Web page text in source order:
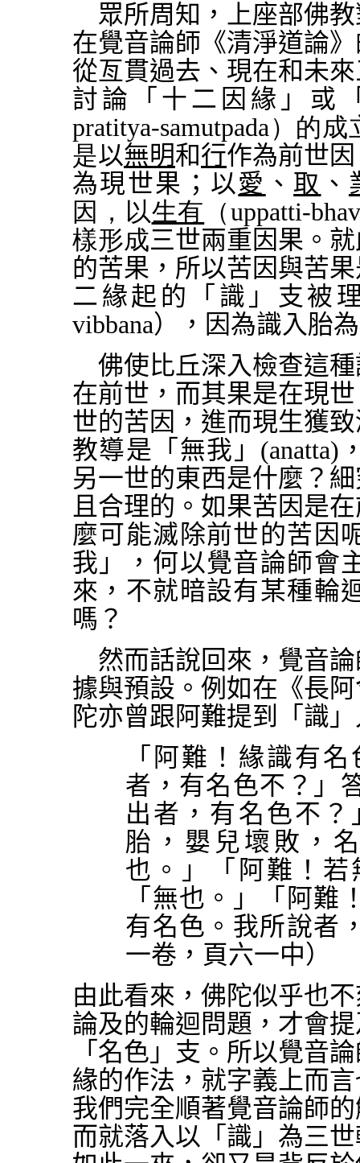
眾所周知，上座部佛
在覺音論師《清淨道論
從亙貫過去、現在和未
討論「十二因緣」或
pratitya-samutpada）的
是以無明和行作為前世
為現世果；以愛 、 取 、
因，以生有 （uppatti-
樣形成三世兩重因果。
的苦果，所以苦因與苦
二緣起的「識」支被
vibbana）
，因為識入胎
佛使比丘深入檢查這
在前世，而其果是在現
世的苦因，進而現生獲
教導是「無我」 (anatta)
另一世的東西是什麼？
且合理的。如果苦因是
麼可能滅除前世的苦因
我」，何以覺音論師會
來，不就暗設有某種輪
嗎？
然而話說回來，覺音
據與預設。例如在《長
陀亦曾跟阿難提到「識
「阿難！緣識有
者，有名色不？」
出者，有名色不
胎，嬰兒壞敗，
也。」「阿難！
「無也。」「阿難
有名色。我所說者
一卷，頁六一中）
由此看來，佛陀似乎也
論及的輪迴問題，才會
「名色」支。所以覺音
緣的作法，就字義上而
我們完全順著覺音論師
而就落入以「識」為三